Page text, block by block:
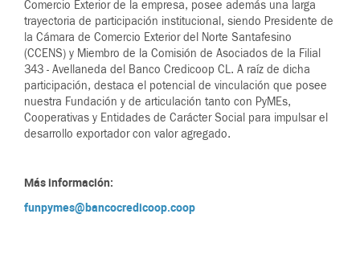
Comercio Exterior de la empresa, posee además una larga
trayectoria de participación institucional, siendo Presidente de
la Cámara de Comercio Exterior del Norte Santafesino
(CCENS) y Miembro de la Comisión de Asociados de la Filial
343 - Avellaneda del Banco Credicoop CL. A raíz de dicha
participación, destaca el potencial de vinculación que posee
nuestra Fundación y de articulación tanto con PyMEs,
Cooperativas y Entidades de Carácter Social para impulsar el
desarrollo exportador con valor agregado.
Más información:
funpymes@bancocredicoop.coop